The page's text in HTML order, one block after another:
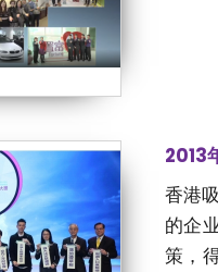
2013
香港
的企
策，